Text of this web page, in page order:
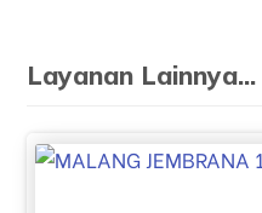
Layanan Lainnya...